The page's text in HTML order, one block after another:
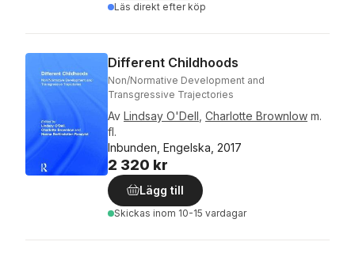
Läs direkt efter köp
Different Childhoods
Non/Normative Development and
Transgressive Trajectories
Av Lindsay O'Dell Charlotte Brownlow m.
fl.
Inbunden, Engelska, 2017
2 320 kr
Lägg till
Skickas inom 10-15 vardagar